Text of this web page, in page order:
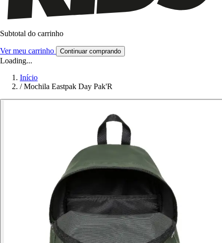
Subtotal do carrinho
Ver meu carrinho Continuar comprando
Loading...
Início
/ Mochila Eastpak Day Pak'R